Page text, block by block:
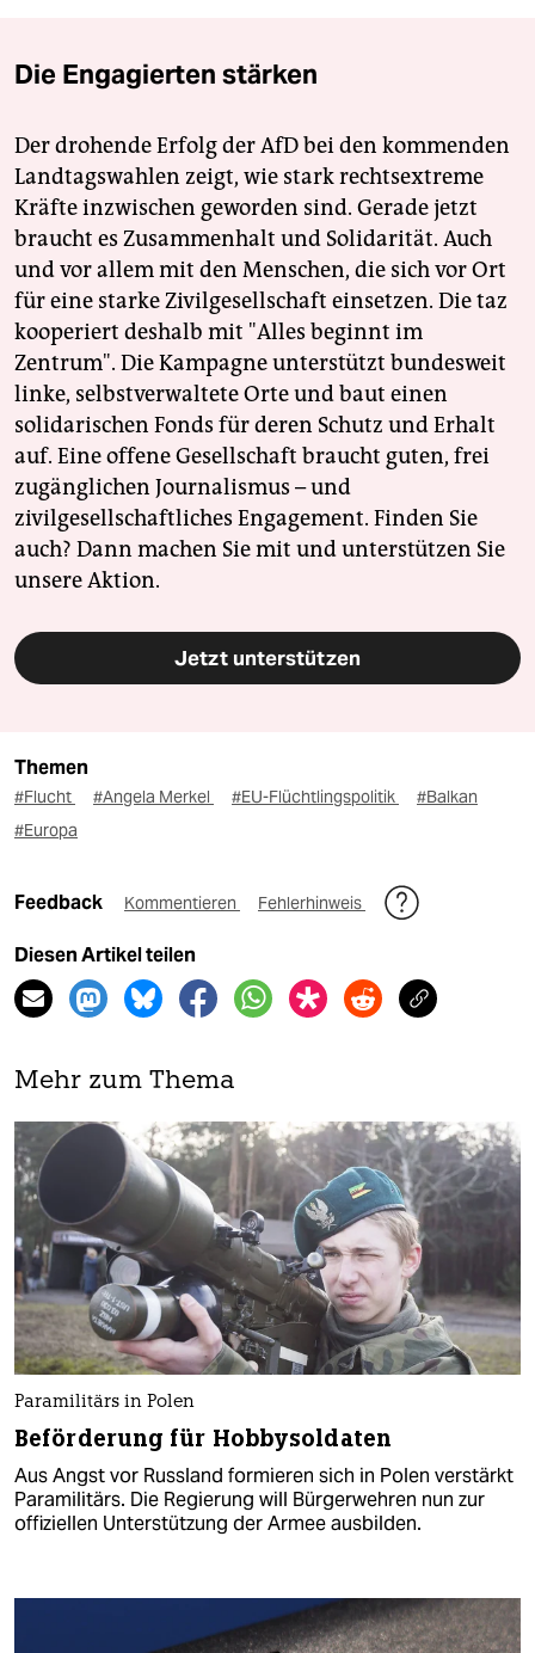
Die Engagierten stärken
Der drohende Erfolg der AfD bei den kommenden
Landtagswahlen zeigt, wie stark rechtsextreme
Kräfte inzwischen geworden sind. Gerade jetzt
braucht es Zusammenhalt und Solidarität. Auch
und vor allem mit den Menschen, die sich vor Ort
für eine starke Zivilgesellschaft einsetzen. Die taz
kooperiert deshalb mit "Alles beginnt im
Zentrum". Die Kampagne unterstützt bundesweit
linke, selbstverwaltete Orte und baut einen
solidarischen Fonds für deren Schutz und Erhalt
auf. Eine offene Gesellschaft braucht guten, frei
zugänglichen Journalismus – und
zivilgesellschaftliches Engagement. Finden Sie
auch? Dann machen Sie mit und unterstützen Sie
unsere Aktion.
Jetzt unterstützen
Themen
#Flucht #Angela Merkel #EU-Flüchtlingspolitik
#Balkan
#Europa
Feedback Kommentieren Fehlerhinweis
Diesen Artikel teilen
Mehr zum Thema
Paramilitärs in Polen
Beförderung für Hobbysoldaten
Aus Angst vor Russland formieren sich in Polen verstärkt
Paramilitärs. Die Regierung will Bürgerwehren nun zur
offiziellen Unterstützung der Armee ausbilden.